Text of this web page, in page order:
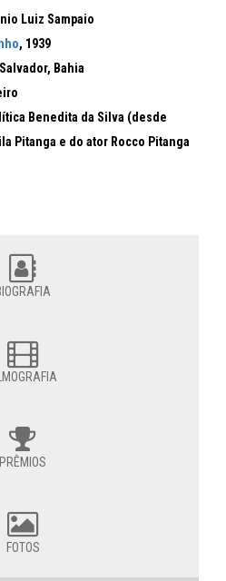
Luiz Sampaio
, 1939
Salvador, Bahia
Benedita da Silva (desde
Pitanga e do ator Rocco Pitanga
PRÊMIOS
FOTOS